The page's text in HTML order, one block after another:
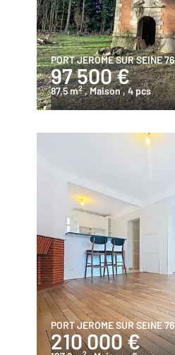
PORT JEROME SUR SEINE 76
97 500 €
87,5 m2 , Maison, 4 pcs
PORT JEROME SUR SEINE 76
210 000 €
2